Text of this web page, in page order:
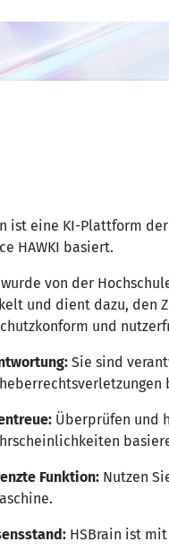
ist eine KI-Plattform
HAWKI basiert.
wurde von der
und dient dazu, den
und
Sie sind
Überprüfen und
Funktion: Nutzen
HSBrain ist